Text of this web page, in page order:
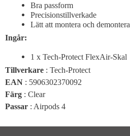
Bra passform
Precisionstillverkade
Lätt att montera och demontera
Ingår:
1 x Tech-Protect FlexAir-Skal
Tillverkare : Tech-Protect
EAN : 5906302370092
Färg : Clear
Passar : Airpods 4